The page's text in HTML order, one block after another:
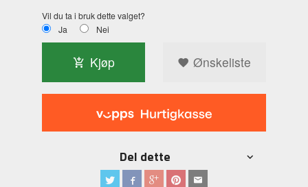
Vil du ta i bruk dette valget?
Ja
Nei
Kjøp Ønskeliste
Del dette